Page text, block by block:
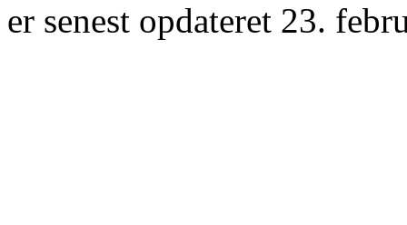
er senest opdateret 23.